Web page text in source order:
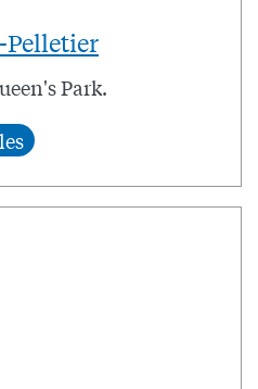
Pelletier
Park.